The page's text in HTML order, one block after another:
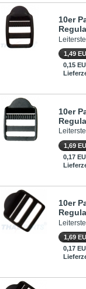
10er
1,49
0,15
10er
1,69
0,17
10er
1,69
0,17